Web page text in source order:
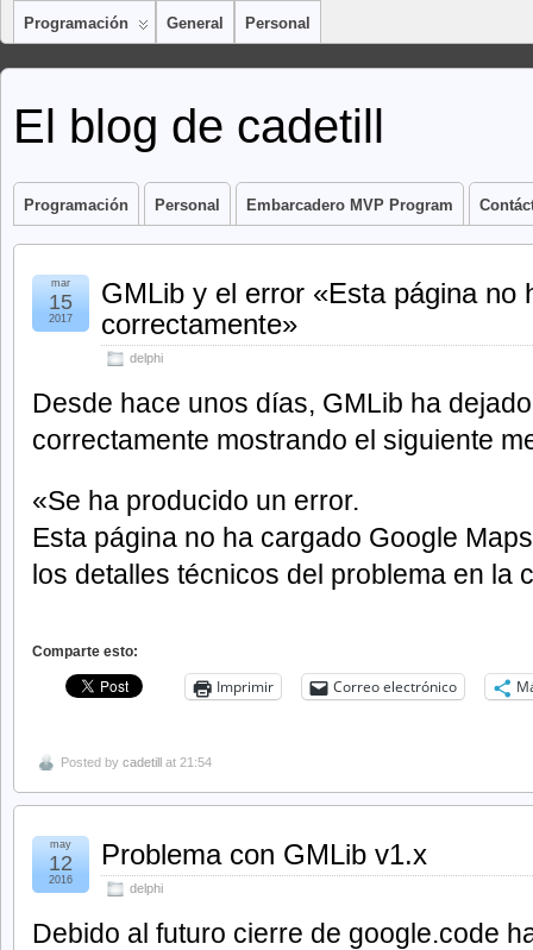
Programación General Personal
El blog de cadetill
Programación Personal Embarcadero MVP Program
GMLib y el error «Esta página no
correctamente»
delphi
mar
15
2017
Desde hace unos días, GMLib ha
correctamente mostrando el siguiente
«Se ha producido un error.
Esta página no ha cargado Google
los detalles técnicos del problema en la
Comparte esto:
Imprimir Correo electrónico
Posted by cadetill at 21:54
Problema con GMLib v1.x
delphi
may
12
2016
Debido al futuro cierre de google.code